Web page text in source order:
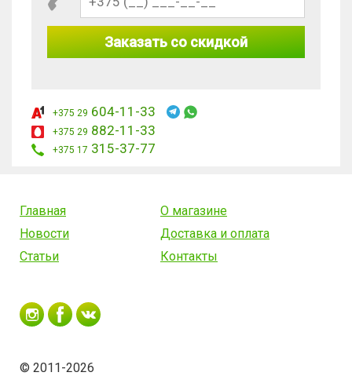
Заказать со скидкой
+375 29 604-11-33
+375 29 882-11-33
+375 17 315-37-77
Главная
О магазине
Новости
Доставка и оплата
Статьи
Контакты
© 2011-2026